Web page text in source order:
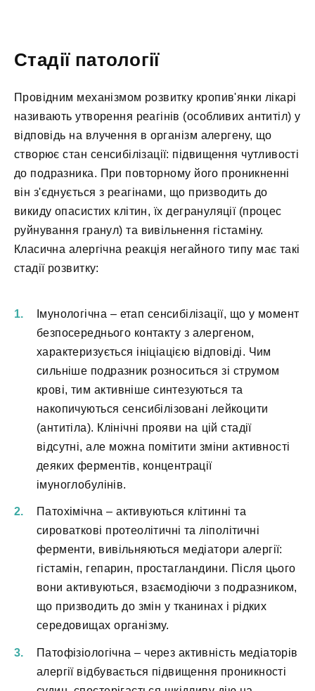
Стадії патології
Провідним механізмом розвитку кропив'янки лікарі
називають утворення реагінів (особливих антитіл) у
відповідь на влучення в організм алергену, що
створює стан сенсибілізації: підвищення чутливості
до подразника. При повторному його проникненні
він з'єднується з реагінами, що призводить до
викиду опасистих клітин, їх дегрануляції (процес
руйнування гранул) та вивільнення гістаміну.
Класична алергічна реакція негайного типу має такі
стадії розвитку:
Імунологічна – етап сенсибілізації, що у момент
безпосереднього контакту з алергеном,
характеризується ініціацією відповіді. Чим
сильніше подразник розноситься зі струмом
крові, тим активніше синтезуються та
накопичуються сенсибілізовані лейкоцити
(антитіла). Клінічні прояви на цій стадії
відсутні, але можна помітити зміни активності
деяких ферментів, концентрації
імуноглобулінів.
Патохімічна – активуються клітинні та
сироваткові протеолітичні та ліполітичні
ферменти, вивільняються медіатори алергії:
гістамін, гепарин, простагландини. Після цього
вони активуються, взаємодіючи з подразником,
що призводить до змін у тканинах і рідких
середовищах організму.
Патофізіологічна – через активність медіаторів
алергії відбувається підвищення проникності